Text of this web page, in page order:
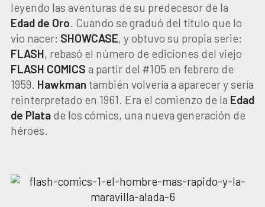
leyendo las aventuras de su predecesor de la
Edad de Oro. Cuando se graduó del título que lo
vio nacer: SHOWCASE, y obtuvo su propia serie:
FLASH, rebasó el número de ediciones del viejo
FLASH COMICS a partir del #105 en febrero de
1959. Hawkman también volvería a aparecer y sería
reinterpretado en 1961. Era el comienzo de la Edad
de Platade los cómics, una nueva generación de
héroes.